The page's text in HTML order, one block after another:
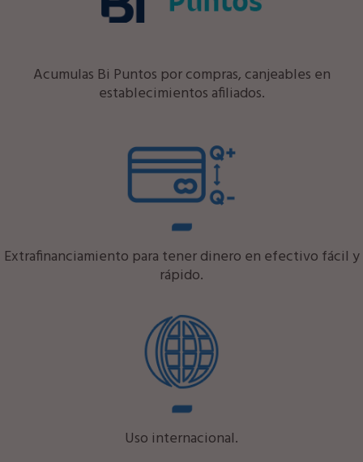
Acumulas Bi Puntos por compras, canjeables en
establecimientos afiliados.
Extrafinanciamiento para tener dinero en efectivo fácil y
rápido.
Uso internacional.